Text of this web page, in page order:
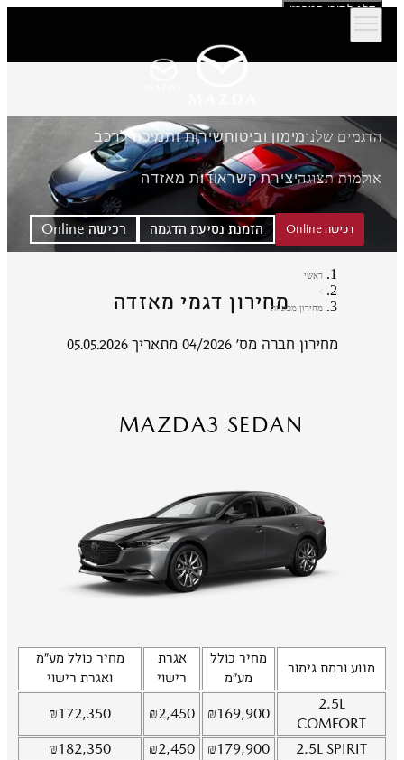
דלג לתוכן המרכזי
הדגמים שלנומימון וביטוחשירות ותמיכה לרכב
אולמות תצוגהיצירת קשראודות מאזדה
רכישה Online הזמנת נסיעת הדגמה רכישה Online
ראשי
מחירון מכוניותמחירון דגמי מאזדה
מחירון חברה מס' 04/2026 מתאריך 05.05.2026
MAZDA3 SEDAN
מנוע ורמת גימור
מחיר כולל
מע"מ
אגרת
רישוי
מחיר כולל מע"מ
ואגרת רישוי
2.5L
COMFORT
₪169,900
₪2,450
₪172,350
2.5L SPIRIT
₪179,900
₪2,450
₪182,350